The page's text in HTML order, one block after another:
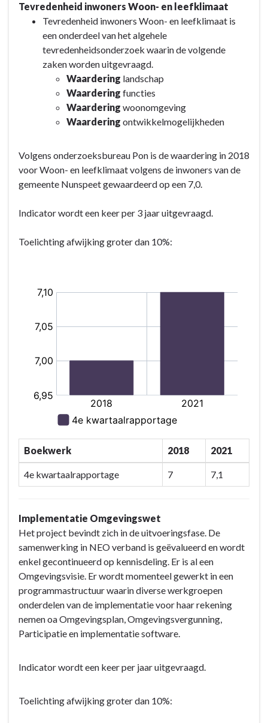
navigatie
Programma
Volkshuisvesting,
(VHROSV)
Wat
wij
Ordening
Tevredenheid inwoners Woon- en leefklimaat
Tevredenheid inwoners Woon- en leefklimaat is
een onderdeel van het algehele
tevredenheidsonderzoek waarin de volgende
zaken worden uitgevraagd.
Waardering landschap
Waardering functies
Waardering woonomgeving
Waardering ontwikkelmogelijkheden
Volgens onderzoeksbureau Pon is de waardering in 2018
voor Woon- en leefklimaat volgens de inwoners van de
gemeente Nunspeet gewaardeerd op een 7,0.
Indicator wordt een keer per 3 jaar uitgevraagd.
Toelichting afwijking groter dan 10%:
Boekwerk 2018 2021
4e kwartaalrapportage 7 7,1
Implementatie Omgevingswet
Het project bevindt zich in de uitvoeringsfase. De
samenwerking in NEO verband is geëvalueerd en wordt
enkel gecontinueerd op kennisdeling. Er is al een
Omgevingsvisie. Er wordt momenteel gewerkt in een
programmastructuur waarin diverse werkgroepen
onderdelen van de implementatie voor haar rekening
nemen oa Omgevingsplan, Omgevingsvergunning,
Participatie en implementatie software.
Indicator wordt een keer per jaar uitgevraagd.
Toelichting afwijking groter dan 10%: